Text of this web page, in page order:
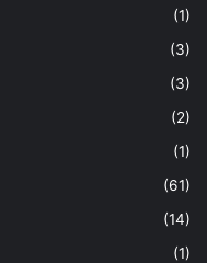
(1)
(3)
(3)
(2)
(1)
(61)
(14)
(1)